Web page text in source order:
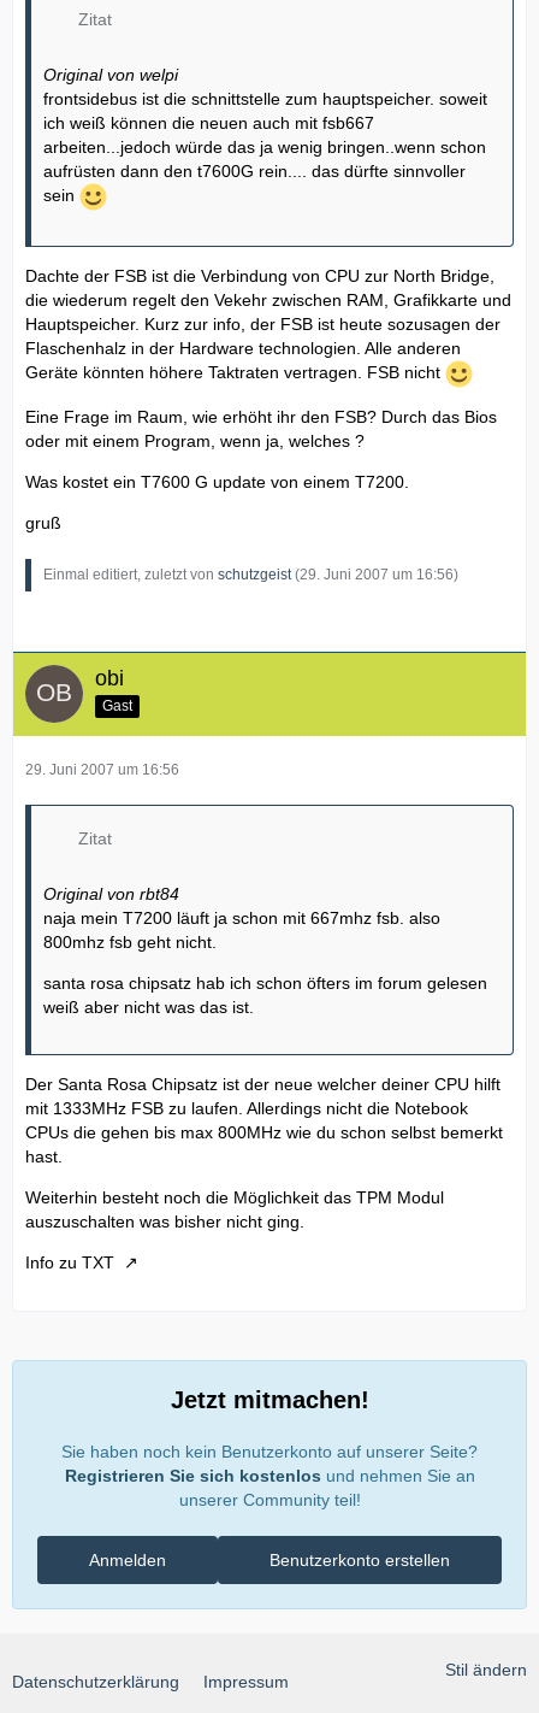
Zitat
Original von welpi
frontsidebus ist die schnittstelle zum hauptspeicher. soweit
ich weiß können die neuen auch mit fsb667
arbeiten...jedoch würde das ja wenig bringen..wenn schon
aufrüsten dann den t7600G rein.... das dürfte sinnvoller
sein
Dachte der FSB ist die Verbindung von CPU zur North Bridge,
die wiederum regelt den Vekehr zwischen RAM, Grafikkarte und
Hauptspeicher. Kurz zur info, der FSB ist heute sozusagen der
Flaschenhalz in der Hardware technologien. Alle anderen
Geräte könnten höhere Taktraten vertragen. FSB nicht
Eine Frage im Raum, wie erhöht ihr den FSB? Durch das Bios
oder mit einem Program, wenn ja, welches ?
Was kostet ein T7600 G update von einem T7200.
gruß
Einmal editiert, zuletzt von schutzgeist(29. Juni 2007 um 16:56)
obi
Gast
29. Juni 2007 um 16:56
Zitat
Original von rbt84
naja mein T7200 läuft ja schon mit 667mhz fsb. also
800mhz fsb geht nicht.
santa rosa chipsatz hab ich schon öfters im forum gelesen
weiß aber nicht was das ist.
Der Santa Rosa Chipsatz ist der neue welcher deiner CPU hilft
mit 1333MHz FSB zu laufen. Allerdings nicht die Notebook
CPUs die gehen bis max 800MHz wie du schon selbst bemerkt
hast.
Weiterhin besteht noch die Möglichkeit das TPM Modul
auszuschalten was bisher nicht ging.
Info zu TXT
Jetzt mitmachen!
Sie haben noch kein Benutzerkonto auf unserer Seite?
Registrieren Sie sich kostenlos und nehmen Sie an
unserer Community teil!
Benutzerkonto erstellen
Anmelden
Stil ändern
Datenschutzerklärung Impressum